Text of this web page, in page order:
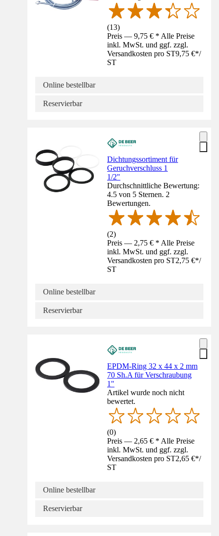
(13)
Preis — 9,75 € * Alle Preise
inkl. MwSt. und ggf. zzgl.
Versandkosten pro ST9,75 €*/
ST
Online bestellbar
Reservierbar
Dichtungssortiment für
Geruchverschluss 1
1/2"
Durchschnittliche Bewertung:
4.5 von 5 Sternen. 2
Bewertungen.
(2)
Preis — 2,75 € * Alle Preise
inkl. MwSt. und ggf. zzgl.
Versandkosten pro ST2,75 €*/
ST
Online bestellbar
Reservierbar
EPDM-Ring 32 x 44 x 2 mm
70 Sh.A für Verschraubung
1"
Artikel wurde noch nicht
bewertet.
(0)
Preis — 2,65 € * Alle Preise
inkl. MwSt. und ggf. zzgl.
Versandkosten pro ST2,65 €*/
ST
Online bestellbar
Reservierbar